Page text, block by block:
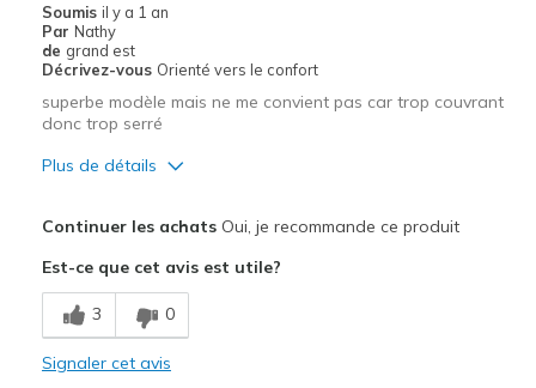
Soumis il y a 1 an
Par Nathy
de grand est
Décrivez-vous Orienté vers le confort
superbe modèle mais ne me convient pas car trop couvrant
donc trop serré
Plus de détails
Design séduisant
Le contre
Entrée et sortie difficiles
Continuer les achatsOui, je recommande ce produit
Est-ce que cet avis est utile?
3 0
Signaler cet avis